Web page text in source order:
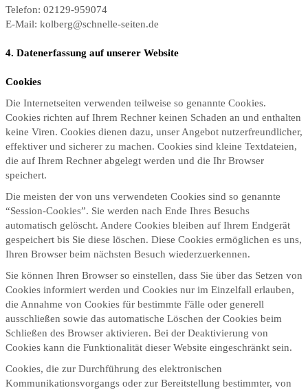
Telefon: 02129-959074
E-Mail: kolberg@schnelle-seiten.de
4. Datenerfassung auf unserer Website
Cookies
Die Internetseiten verwenden teilweise so genannte Cookies.
Cookies richten auf Ihrem Rechner keinen Schaden an und enthalten
keine Viren. Cookies dienen dazu, unser Angebot nutzerfreundlicher,
effektiver und sicherer zu machen. Cookies sind kleine Textdateien,
die auf Ihrem Rechner abgelegt werden und die Ihr Browser
speichert.
Die meisten der von uns verwendeten Cookies sind so genannte
“Session-Cookies”. Sie werden nach Ende Ihres Besuchs
automatisch gelöscht. Andere Cookies bleiben auf Ihrem Endgerät
gespeichert bis Sie diese löschen. Diese Cookies ermöglichen es uns,
Ihren Browser beim nächsten Besuch wiederzuerkennen.
Sie können Ihren Browser so einstellen, dass Sie über das Setzen von
Cookies informiert werden und Cookies nur im Einzelfall erlauben,
die Annahme von Cookies für bestimmte Fälle oder generell
ausschließen sowie das automatische Löschen der Cookies beim
Schließen des Browser aktivieren. Bei der Deaktivierung von
Cookies kann die Funktionalität dieser Website eingeschränkt sein.
Cookies, die zur Durchführung des elektronischen
Kommunikationsvorgangs oder zur Bereitstellung bestimmter, von